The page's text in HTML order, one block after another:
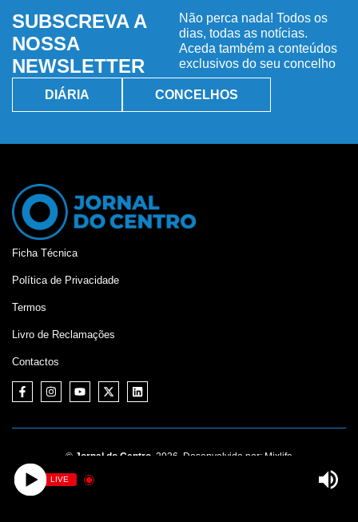
SUBSCREVA A
NOSSA
NEWSLETTER
Não perca nada! Todos os
dias, todas as notícias.
Aceda também a conteúdos
exclusivos do seu concelho
DIÁRIA CONCELHOS
Ficha Técnica
Política de Privacidade
Termos
Livro de Reclamações
Contactos
© Jornal do Centro, 2026. Desenvolvido por: Mixlife
LIVE